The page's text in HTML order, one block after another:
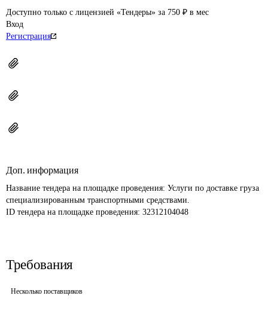
Доступно только с лицензией «Тендеры» за 750 ₽ в мес
Вход
Регистрация
Доп. информация
Название тендера на площадке проведения: Услуги по доставке груза
специализированным транспортными средствами.
ID тендера на площадке проведения: 32312104048
Требования
Несколько поставщиков